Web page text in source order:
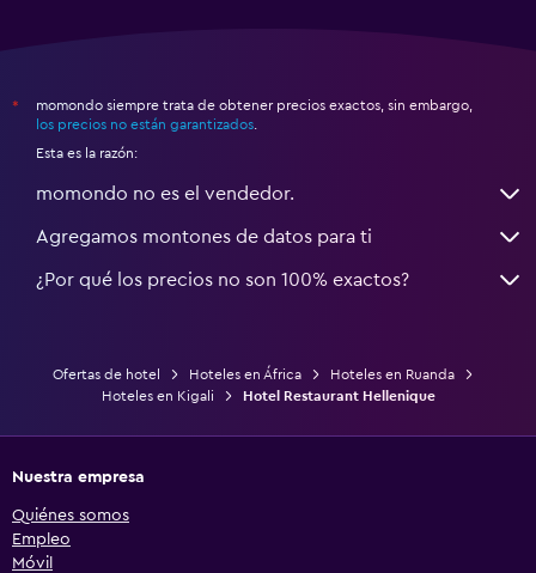
*
momondo siempre trata de obtener precios exactos, sin embargo,
los precios no están garantizados
Esta es la razón:
momondo no es el vendedor.
Agregamos montones de datos para ti
¿Por qué los precios no son 100% exactos?
Ofertas de hotel Hoteles en África
Hoteles en Ruanda
Hoteles en Kigali
Hotel Restaurant Hellenique
Nuestra empresa
Quiénes somos
Empleo
Móvil